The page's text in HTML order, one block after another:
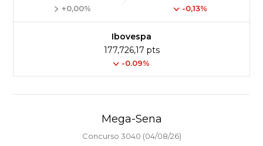
+0,00% -0,13%
Ibovespa
177,726,17 pts
-0.09%
Mega-Sena
Concurso 3040 (04/08/26)